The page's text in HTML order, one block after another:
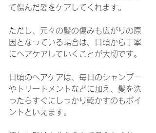
て傷んだ髪をケアしてくれます。
ただし、元々の髪の傷みも広がりの原
因となっている場合は、日頃から丁寧
にヘアケアしていくことが大切です。
日頃のヘアケアは、毎日のシャンプー
やトリートメントなどに加え、髪を洗
ったらすぐにしっかり乾かすのもポイ
ントといえます。